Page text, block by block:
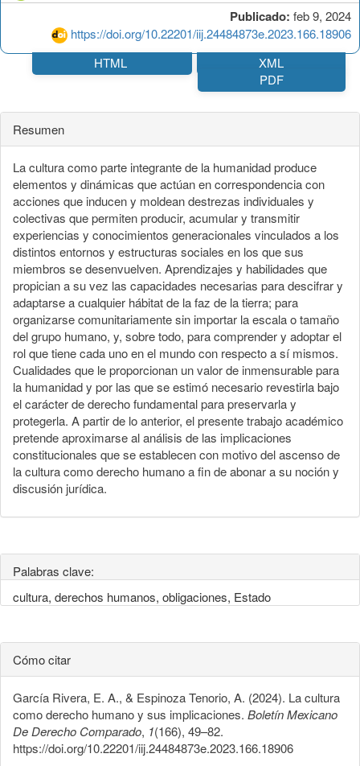
Publicado: feb 9, 2024
https://doi.org/10.22201/iij.24484873e.2023.166.18906
HTML
XML
PDF
Resumen
La cultura como parte integrante de la humanidad produce
elementos y dinámicas que actúan en correspondencia con
acciones que inducen y moldean destrezas individuales y
colectivas que permiten producir, acumular y transmitir
experiencias y conocimientos generacionales vinculados a los
distintos entornos y estructuras sociales en los que sus
miembros se desenvuelven. Aprendizajes y habilidades que
propician a su vez las capacidades necesarias para descifrar y
adaptarse a cualquier hábitat de la faz de la tierra; para
organizarse comunitariamente sin importar la escala o tamaño
del grupo humano, y, sobre todo, para comprender y adoptar el
rol que tiene cada uno en el mundo con respecto a sí mismos.
Cualidades que le proporcionan un valor de inmensurable para
la humanidad y por las que se estimó necesario revestirla bajo
el carácter de derecho fundamental para preservarla y
protegerla. A partir de lo anterior, el presente trabajo académico
pretende aproximarse al análisis de las implicaciones
constitucionales que se establecen con motivo del ascenso de
la cultura como derecho humano a fin de abonar a su noción y
discusión jurídica.
Palabras clave:
cultura, derechos humanos, obligaciones, Estado
Cómo citar
García Rivera, E. A., & Espinoza Tenorio, A. (2024). La cultura
como derecho humano y sus implicaciones. Boletín Mexicano
De Derecho Comparado, 1(166), 49–82.
https://doi.org/10.22201/iij.24484873e.2023.166.18906